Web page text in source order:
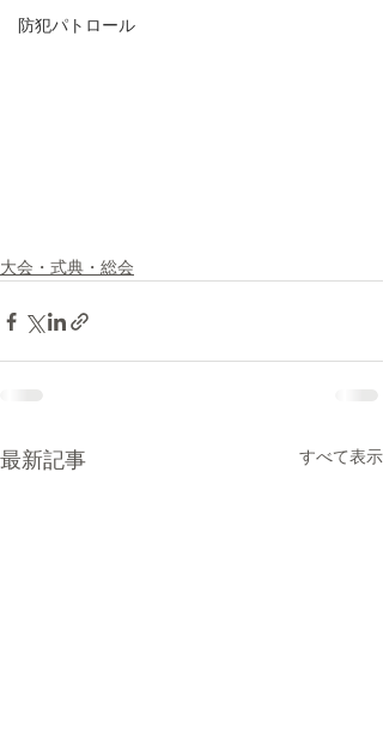
防犯パトロール
大会・式典・総会
最新記事 すべて表示